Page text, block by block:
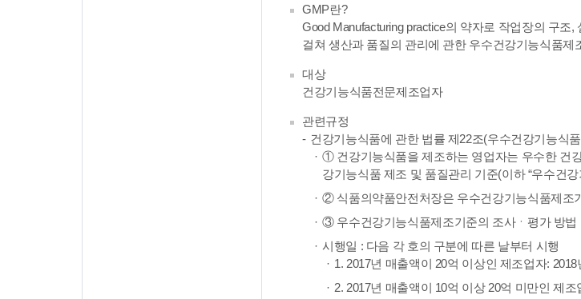
GMP란?
Good Manufacturing practice의 약자로 작업장의 구
걸쳐 생산과 품질의 관리에 관한 우수건강기능식품제
대상
건강기능식품전문제조업자
관련규정
건강기능식품에 관한 법률 제22조(우수건강기능식
① 건강기능식품을 제조하는 영업자는 우수한 건
강기능식품 제조 및 품질관리 기준(이하 “우수건
② 식품의약품안전처장은 우수건강기능식품제조
③ 우수건강기능식품제조기준의 조사ㆍ평가 방
시행일 : 다음 각 호의 구분에 따른 날부터 시행
1. 2017년 매출액이 20억 이상인 제조업자: 2018
2. 2017년 매출액이 10억 이상 20억 미만인 제조